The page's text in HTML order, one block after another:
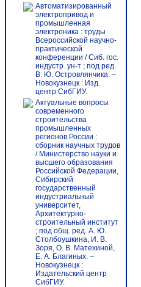
Автоматизированный
электропривод и
промышленная
электроника : труды
Всероссийской научно-
практической
конференции / Сиб. гос.
индустр. ун-т ; под ред.
В. Ю. Островлянчика. –
Новокузнецк : Изд.
центр СибГИУ.
Актуальные вопросы
современного
строительства
промышленных
регионов России :
сборник научных трудов
/ Министерство науки и
высшего образования
Российской Федерации,
Сибирский
государственный
индустриальный
университет,
Архитектурно-
строительный институт
; под общ. ред. А. Ю.
Столбоушкина, И. В.
Зоря, О. В. Матехиной,
Е. А. Благиных. –
Новокузнецк :
Издательский центр
СибГИУ.